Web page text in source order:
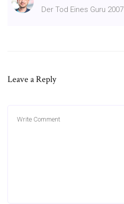
Der Tod Eines Guru 2007
Leave a Reply